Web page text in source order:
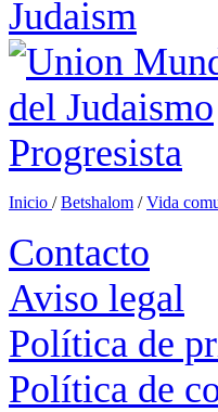
Inicio /Betshalom /Vida
Contacto
Aviso legal
Política de
Política de